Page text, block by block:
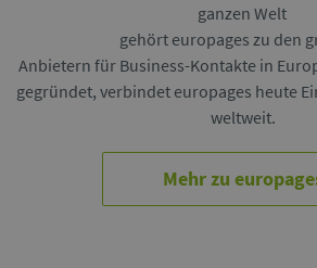
ganzen Welt
gehört europages zu den
Anbietern für Business-Kontakte in
gegründet, verbindet europages heute
weltweit.
Mehr zu